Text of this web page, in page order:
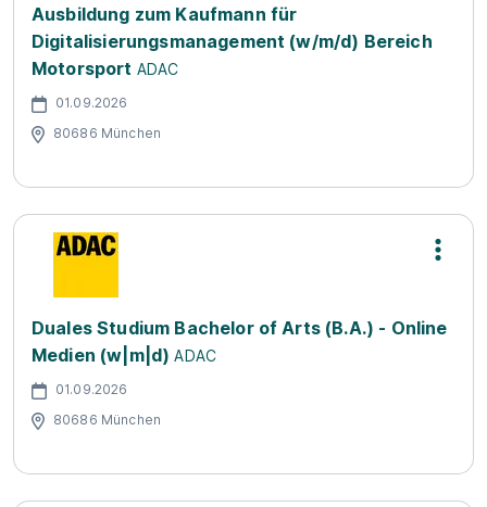
Ausbildung zum Kaufmann für
Digitalisierungsmanagement (w/m/d) Bereich
Motorsport ADAC
01.09.2026
80686 München
Duales Studium Bachelor of Arts (B.A.) - Online
Medien (w|m|d) ADAC
01.09.2026
80686 München